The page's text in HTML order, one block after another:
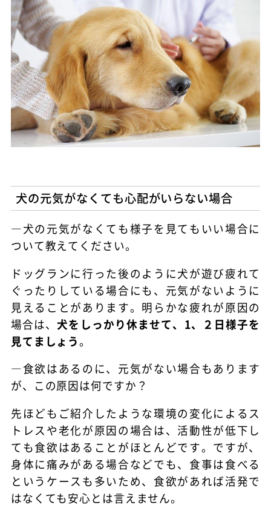
犬の元気がなくても心配がいらない場合
―犬の元気がなくても様子を見てもいい場合に
ついて教えてください。
ドッグランに行った後のように犬が遊び疲れて
ぐったりしている場合にも、元気がないように
見えることがあります。明らかな疲れが原因の
場合は、犬をしっかり休ませて、1、２日様子を
見てましょう。
―食欲はあるのに、元気がない場合もあります
が、この原因は何ですか？
先ほどもご紹介したような環境の変化によるス
トレスや老化が原因の場合は、活動性が低下し
ても食欲はあることがほとんどです。ですが、
身体に痛みがある場合などでも、食事は食べる
というケースも多いため、食欲があれば活発で
はなくても安心とは言えません。